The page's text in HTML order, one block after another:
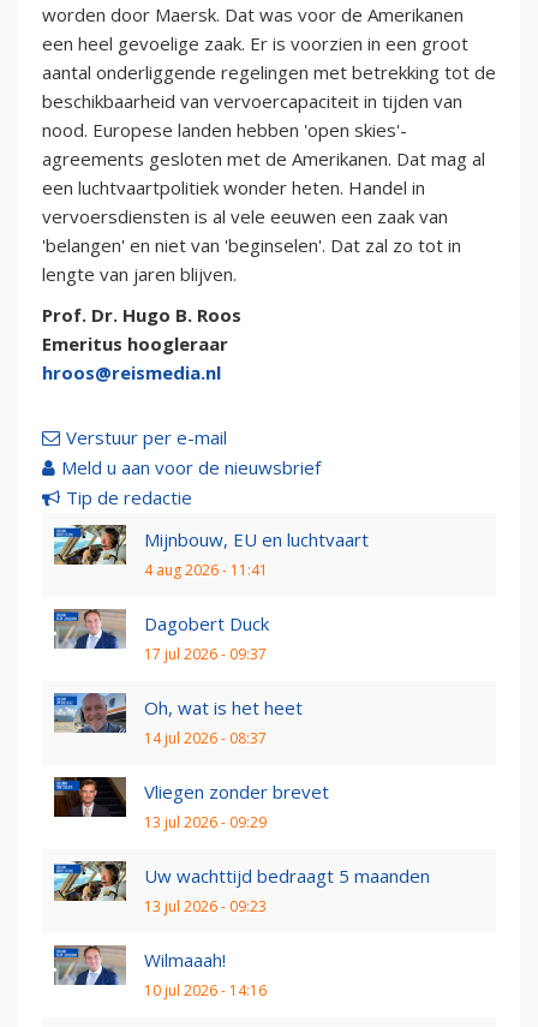
worden door Maersk. Dat was voor de Amerikanen
een heel gevoelige zaak. Er is voorzien in een groot
aantal onderliggende regelingen met betrekking tot de
beschikbaarheid van vervoercapaciteit in tijden van
nood. Europese landen hebben 'open skies'-
agreements gesloten met de Amerikanen. Dat mag al
een luchtvaartpolitiek wonder heten. Handel in
vervoersdiensten is al vele eeuwen een zaak van
'belangen' en niet van 'beginselen'. Dat zal zo tot in
lengte van jaren blijven.
Prof. Dr. Hugo B. Roos
Emeritus hoogleraar
hroos@reismedia.nl
Verstuur per e-mail
Meld u aan voor de nieuwsbrief
Tip de redactie
Mijnbouw, EU en luchtvaart
4 aug 2026 - 11:41
Dagobert Duck
17 jul 2026 - 09:37
Oh, wat is het heet
14 jul 2026 - 08:37
Vliegen zonder brevet
13 jul 2026 - 09:29
Uw wachttijd bedraagt 5 maanden
13 jul 2026 - 09:23
Wilmaaah!
10 jul 2026 - 14:16